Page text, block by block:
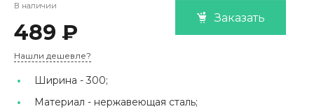
В наличии
489 ₽
Заказать
Нашли дешевле?
Ширина - 300;
Материал - нержавеющая сталь;